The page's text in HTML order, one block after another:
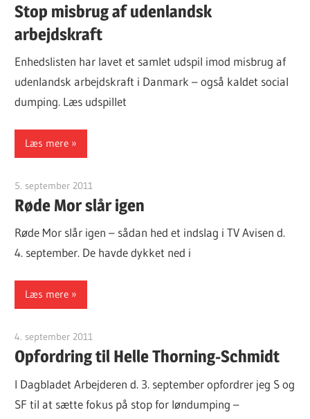
Stop misbrug af udenlandsk
arbejdskraft
Enhedslisten har lavet et samlet udspil imod misbrug af
udenlandsk arbejdskraft i Danmark – også kaldet social
dumping. Læs udspillet
Læs mere
5. september 2011
Røde Mor slår igen
Røde Mor slår igen – sådan hed et indslag i TV Avisen d.
4. september. De havde dykket ned i
Læs mere
4. september 2011
Opfordring til Helle Thorning-Schmidt
I Dagbladet Arbejderen d. 3. september opfordrer jeg S og
SF til at sætte fokus på stop for løndumping –